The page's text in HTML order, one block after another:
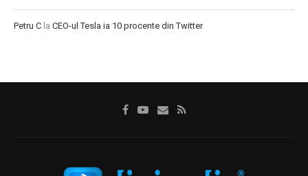
Petru C la CEO-ul Tesla ia 10 procente din Twitter